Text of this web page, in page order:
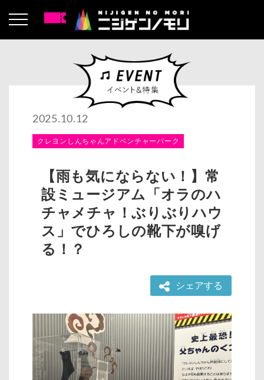
2025.10.12
クレヨンしんちゃんアドベンチャーパーク
【雨も気にならない！】常
設ミュージアム「オラのハ
チャメチャ！ぶりぶりハウ
ス」でひろしの靴下が嗅げ
る！？
シェアする